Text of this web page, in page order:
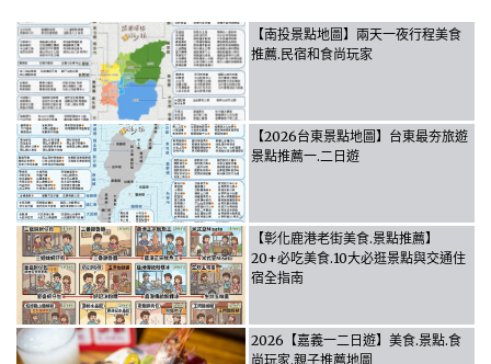
【南投景點地圖】兩天一夜行程美食
推薦.民宿和食尚玩家
【2026台東景點地圖】台東最夯旅遊
景點推薦一.二日遊
【彰化鹿港老街美食.景點推薦】
20+必吃美食.10大必逛景點與交通住
宿全指南
2026【嘉義一二日遊】美食.景點.食
尚玩家.親子推薦地圖